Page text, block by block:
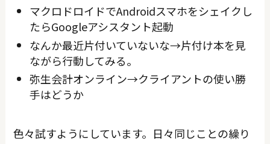
マクロドロイドでAndroidスマホをシェイクし
たらGoogleアシスタント起動
なんか最近片付いていないな→片付け本を見
ながら行動してみる。
弥生会計オンライン→クライアントの使い勝
手はどうか
色々試すようにしています。日々同じことの繰り